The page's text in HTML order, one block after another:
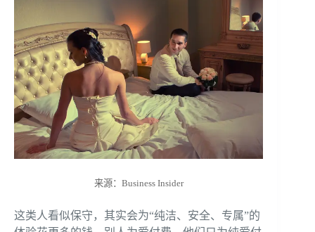
来源：Business Insider
这类人看似保守，其实会为“纯洁、安全、专属”的